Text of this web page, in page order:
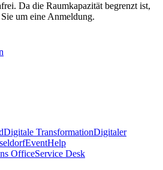
Da die Raumkapazität begrenzt ist,
um eine Anmeldung.
Digitale TransformationDigitaler
EventHelp
OfficeService Desk